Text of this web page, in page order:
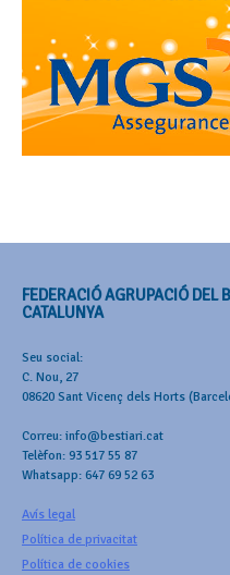
FEDERACIÓ AGRUPACIÓ DEL
CATALUNYA
Seu social:
C. Nou, 27
08620 Sant Vicenç dels Horts
Correu: info@bestiari.cat
Telèfon: 93 517 55 87
Whatsapp: 647 69 52 63
Avís legal
Política de privacitat
Política de cookies